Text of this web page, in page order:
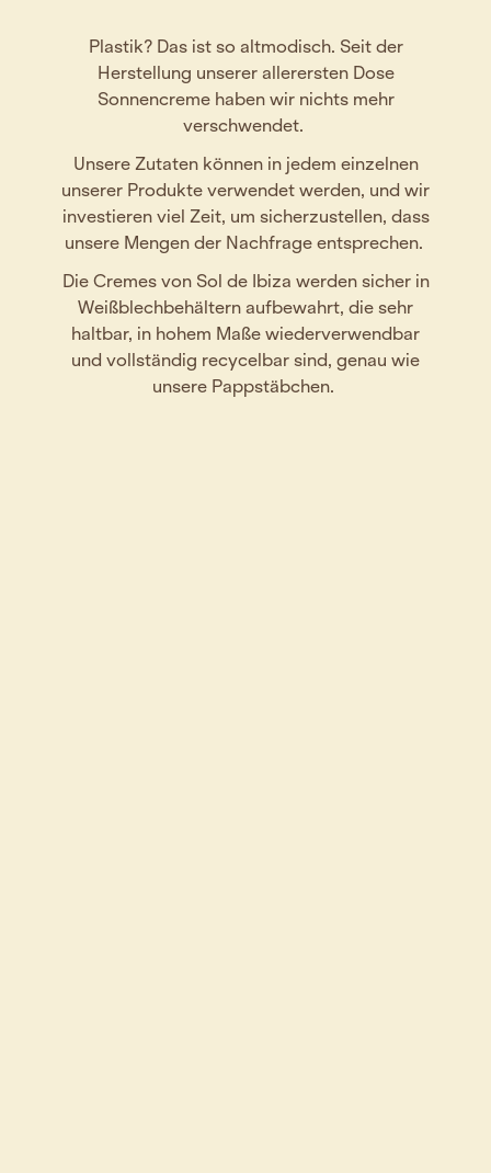
Plastik? Das ist so altmodisch. Seit der
Herstellung unserer allerersten Dose
Sonnencreme haben wir nichts mehr
verschwendet.
Unsere Zutaten können in jedem einzelnen
unserer Produkte verwendet werden, und wir
investieren viel Zeit, um sicherzustellen, dass
unsere Mengen der Nachfrage entsprechen.
Die Cremes von Sol de Ibiza werden sicher in
Weißblechbehältern aufbewahrt, die sehr
haltbar, in hohem Maße wiederverwendbar
und vollständig recycelbar sind, genau wie
unsere Pappstäbchen.
Clean SPF for your
everyday rituals
10% off your first order
Email